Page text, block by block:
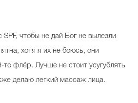
чтобы не дай Бог не вылезли
хотя я их не боюсь, они
то флёр. Лучше не стоит усугублять
делаю легкий массаж лица.